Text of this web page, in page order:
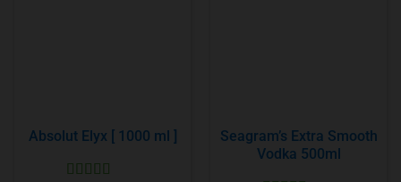
Absolut Elyx [ 1000 ml ]
Seagram’s Extra Smooth
Vodka 500ml